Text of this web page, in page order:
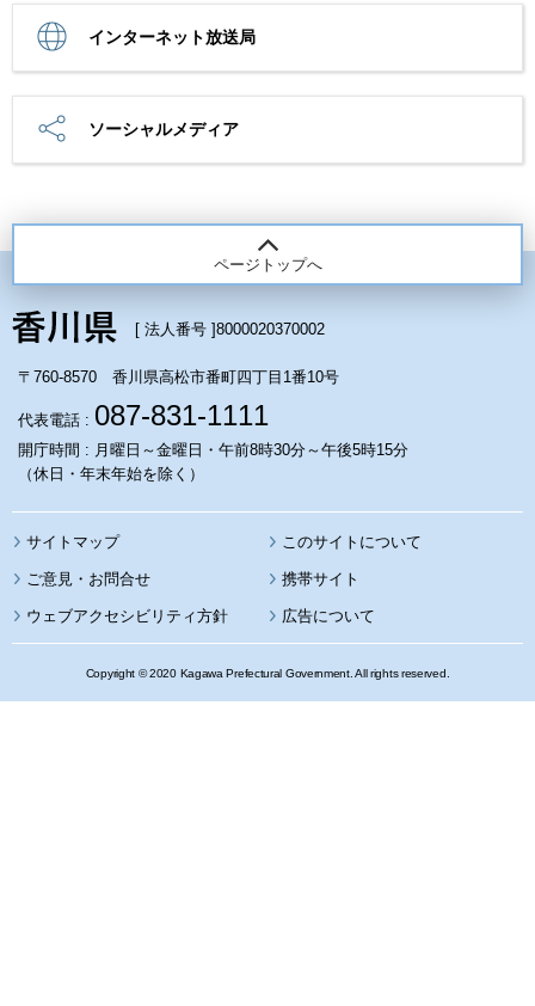
インターネット放送局
ソーシャルメディア
ページトップへ
[ 法人番号 ]8000020370002
〒760-8570 香川県高松市番町四丁目1番10号
代表電話 : 087-831-1111
開庁時間 : 月曜日～金曜日・午前8時30分～午後5時15分
（休日・年末年始を除く）
サイトマップ このサイトについて
携帯サイト
ウェブアクセシビリティ方針 広告について
Copyright © 2020 Kagawa Prefectural Government. All rights reserved.